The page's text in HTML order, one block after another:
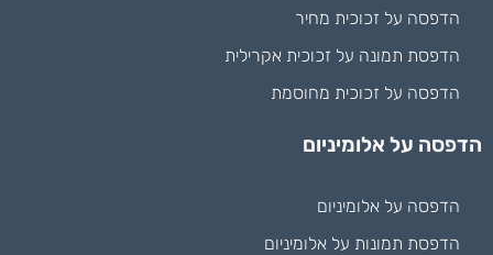
הדפסה על זכוכית מחיר
הדפסת תמונה על זכוכית אקרילית
הדפסה על זכוכית מחוסמת
הדפסה על אלומיניום
הדפסה על אלומיניום
הדפסת תמונות על אלומיניום